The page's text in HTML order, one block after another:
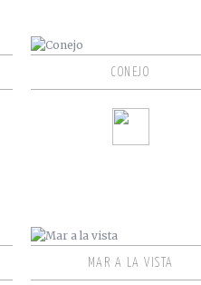
CONEJO
MAR A LA VISTA